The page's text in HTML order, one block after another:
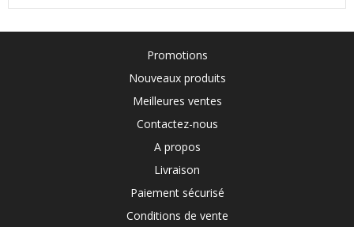
Promotions
Nouveaux produits
Meilleures ventes
Contactez-nous
A propos
Livraison
Paiement sécurisé
Conditions de vente